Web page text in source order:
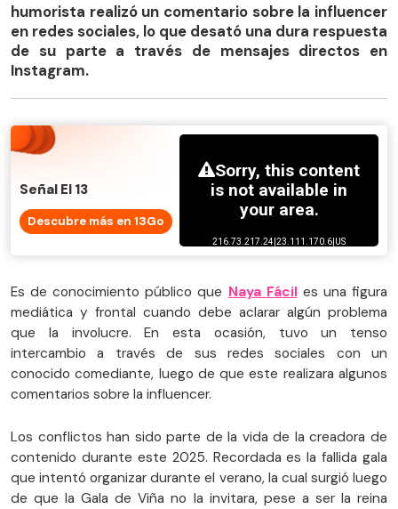
humorista realizó un comentario sobre la influencer
en redes sociales, lo que desató una dura respuesta
de su parte a través de mensajes directos en
Instagram.
Señal El 13
Descubre más en 13Go
Es de conocimiento público que Naya Fácil es una figura
mediática y frontal cuando debe aclarar algún problema
que la involucre. En esta ocasión, tuvo un tenso
intercambio a través de sus redes sociales con un
conocido comediante, luego de que este realizara algunos
comentarios sobre la influencer.
Los conflictos han sido parte de la vida de la creadora de
contenido durante este 2025. Recordada es la fallida gala
que intentó organizar durante el verano, la cual surgió luego
de que la Gala de Viña no la invitara, pese a ser la reina